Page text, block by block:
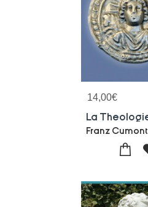
14,00€
Franz Cumont